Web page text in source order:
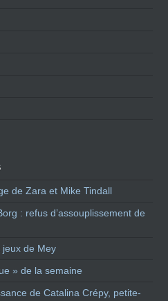
de Zara et Mike Tindall
: refus d’assouplissement de
jeux de Mey
» de la semaine
de Catalina Crépy, petite-